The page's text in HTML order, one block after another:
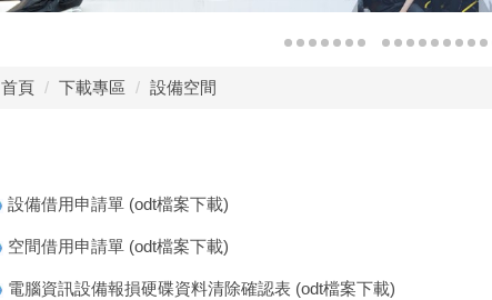
首頁 下載專區 設備空間
設備借用申請單 (odt檔案下載)
空間借用申請單 (odt檔案下載)
電腦資訊設備報損硬碟資料清除確認表 (odt檔案下載)